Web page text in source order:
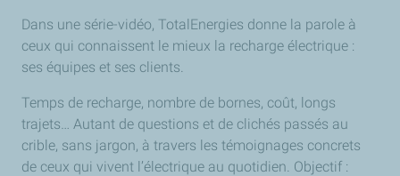
Dans une série-vidéo, TotalEnergies donne la parole à
ceux qui connaissent le mieux la recharge électrique :
ses équipes et ses clients.
Temps de recharge, nombre de bornes, coût, longs
trajets… Autant de questions et de clichés passés au
crible, sans jargon, à travers les témoignages concrets
de ceux qui vivent l’électrique au quotidien. Objectif :